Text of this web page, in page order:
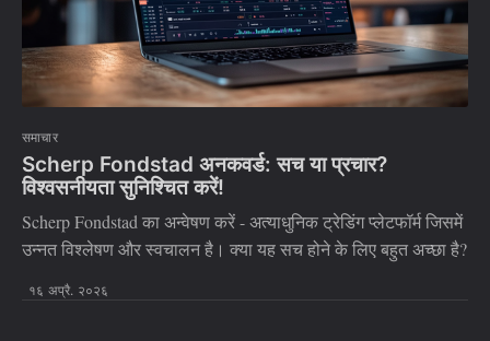
समाचार
Scherp Fondstad अनकवर्ड: सच या प्रचार?
विश्वसनीयता सुनिश्चित करें!
Scherp Fondstad का अन्वेषण करें - अत्याधुनिक ट्रेडिंग प्लेटफॉर्म जिसमें
उन्नत विश्लेषण और स्वचालन है। क्या यह सच होने के लिए बहुत अच्छा है?
१६ अप्रै. २०२६